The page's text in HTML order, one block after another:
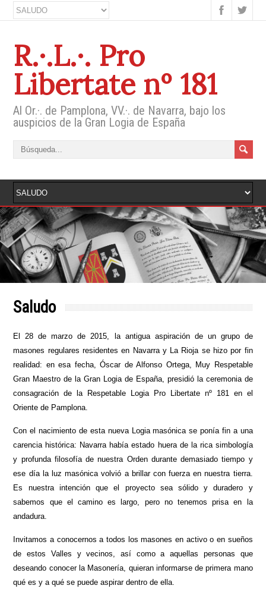
R.·.L.·. Pro
Libertate nº 181
Al Or.·. de Pamplona, VV.·. de Navarra, bajo los
auspicios de la Gran Logia de España
Saludo
El 28 de marzo de 2015, la antigua aspiración de un grupo de
masones regulares residentes en Navarra y La Rioja se hizo por fin
realidad: en esa fecha, Óscar de Alfonso Ortega, Muy Respetable
Gran Maestro de la Gran Logia de España, presidió la ceremonia de
consagración de la Respetable Logia Pro Libertate nº 181 en el
Oriente de Pamplona.
Con el nacimiento de esta nueva Logia masónica se ponía fin a una
carencia histórica: Navarra había estado huera de la rica simbología
y profunda filosofía de nuestra Orden durante demasiado tiempo y
ese día la luz masónica volvió a brillar con fuerza en nuestra tierra.
Es nuestra intención que el proyecto sea sólido y duradero y
sabemos que el camino es largo, pero no tenemos prisa en la
andadura.
Invitamos a conocernos a todos los masones en activo o en sueños
de estos Valles y vecinos, así como a aquellas personas que
deseando conocer la Masonería, quieran informarse de primera mano
qué es y a qué se puede aspirar dentro de ella.